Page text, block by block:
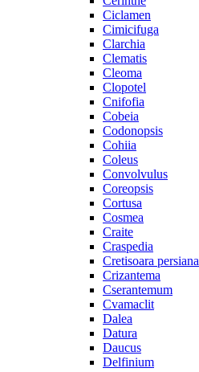
Ciclamen
Cimicifuga
Clarchia
Clematis
Cleoma
Clopotel
Cnifofia
Cobeia
Codonopsis
Cohiia
Coleus
Convolvulus
Coreopsis
Cortusa
Cosmea
Craite
Craspedia
Cretisoara persiana
Crizantema
Cserantemum
Cvamaclit
Dalea
Datura
Daucus
Delfinium